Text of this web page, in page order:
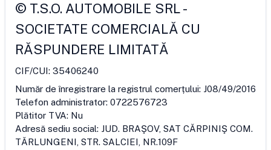
© T.S.O. AUTOMOBILE SRL-
SOCIETATE COMERCIALĂ CU
RĂSPUNDERE LIMITATĂ
CIF/CUI: 35406240
Număr de înregistrare la registrul comerțului: J08/49/2016
Telefon administrator: 0722576723
Plătitor TVA: Nu
Adresă sediu social: JUD. BRAŞOV, SAT CĂRPINIŞ COM.
TĂRLUNGENI, STR. SALCIEI, NR.109F